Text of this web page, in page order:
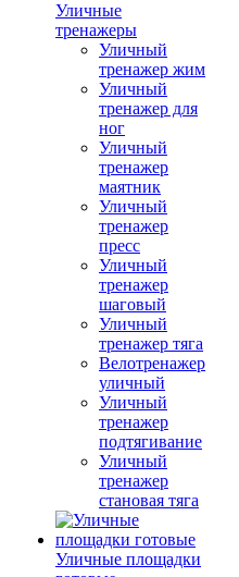
Уличные
тренажеры
Уличный
тренажер жим
Уличный
тренажер для
ног
Уличный
тренажер
маятник
Уличный
тренажер
пресс
Уличный
тренажер
шаговый
Уличный
тренажер тяга
Велотренажер
уличный
Уличный
тренажер
подтягивание
Уличный
тренажер
становая тяга
Уличные площадки